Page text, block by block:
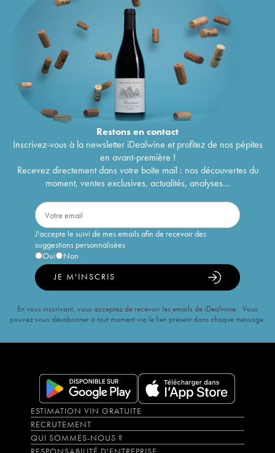
Restons encontact
Inscrivez-vous à la newsletter iDealwine et profitez de nos pépites
en avant-première !
Recevez directement dans votre boîte mail : nos découvertes du
moment, ventes exclusives, actualités, analyses...
J'accepte le suivi de mes emails afin de recevoir des
suggestions personnalisées
Oui
Non
JE M'INSCRIS
En vous inscrivant, vous acceptez de recevoir les emails de iDealwine. Vous
pouvez vous désabonner à tout moment via le lien présent dans chaque message.
ESTIMATION VIN GRATUITE
RECRUTEMENT
QUI SOMMES-NOUS ?